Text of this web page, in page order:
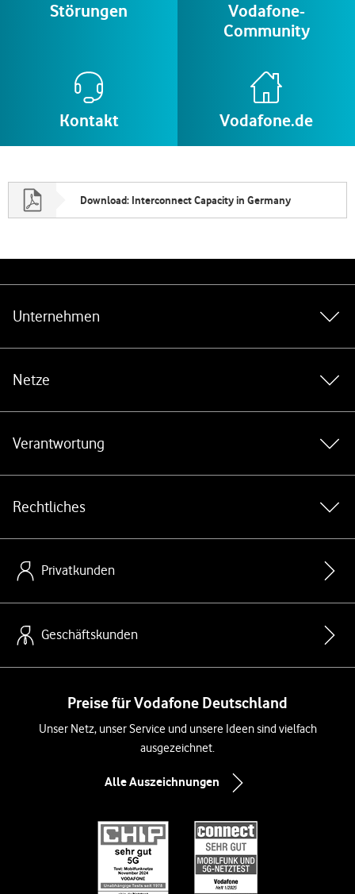
Störungen
Vodafone-
Community
Kontakt Vodafone.de
Download: Interconnect Capacity in Germany
Unternehmen
Netze
Verantwortung
Rechtliches
Privatkunden
Geschäftskunden
Preise für Vodafone Deutschland
Unser Netz, unser Service und unsere Ideen sind vielfach
ausgezeichnet.
Alle Auszeichnungen